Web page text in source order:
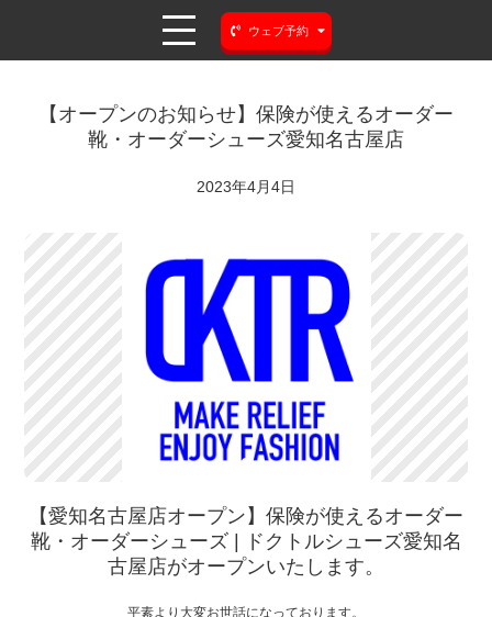
ウェブ予約
【オープンのお知らせ】保険が使えるオーダー
靴・オーダーシューズ愛知名古屋店
2023年4月4日
【愛知名古屋店オープン】保険が使えるオーダー
靴・オーダーシューズ | ドクトルシューズ愛知名
古屋店がオープンいたします。
平素より大変お世話になっております。